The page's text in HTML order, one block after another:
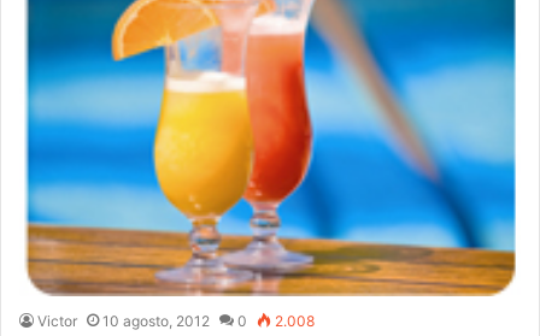
Victor 10 agosto, 2012 0 2.008